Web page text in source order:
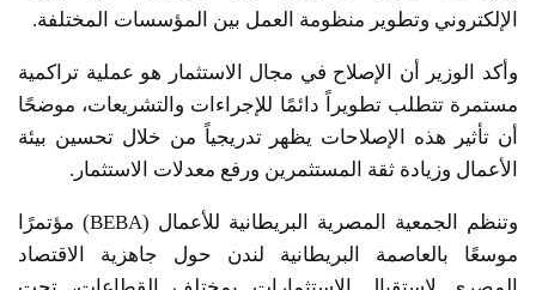
الإلكتروني وتطوير منظومة العمل بين المؤسسات المختلفة.
وأكد الوزير أن الإصلاح في مجال الاستثمار هو عملية تراكمية
مستمرة تتطلب تطويراً دائمًا للإجراءات والتشريعات، موضحًا
أن تأثير هذه الإصلاحات يظهر تدريجياً من خلال تحسين بيئة
الأعمال وزيادة ثقة المستثمرين ورفع معدلات الاستثمار.
وتنظم الجمعية المصرية البريطانية للأعمال (BEBA) مؤتمرًا
موسعًا بالعاصمة البريطانية لندن حول جاهزية الاقتصاد